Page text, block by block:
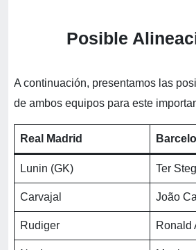
Posible
A continuación, presentamos las
de ambos equipos para este
Real Madrid
Lunin (GK) Ter
Carvajal João
Rudiger Ronald